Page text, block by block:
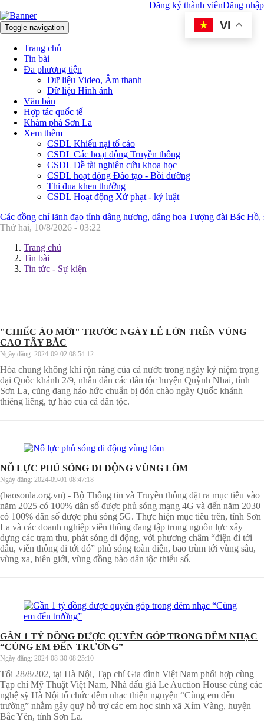
Đăng nhập
| Đăng ký thành viên
Toggle navigation
Trang chủ
Tin bài
Đa phương tiện
Dữ liệu Video, Âm thanh
Dữ liệu Hình ảnh
Văn bản
Hợp tác quốc tế
Khám phá Sơn La
Xem thêm
CSDL Khiếu nại tố cáo
CSDL Các hoạt động Truyền thông
CSDL Đề tài nghiên cứu khoa học
CSDL hoạt động Đào tạo - Bồi dưỡng
Thi đua khen thưởng
CSDL Hoạt động Xử phạt - kỷ luật
VI
Các đồng chí lãnh đạo tỉnh dâng hương, dâng hoa Tượng đài Bác
Thứ hai, 10/8/2026 - 03:22
Trang chủ
Tin bài
Tin tức - Sự kiện
"CHIẾC ÁO MỚI" TRƯỚC NGÀY LỄ LỚN TRÊN VÙNG
CAO TÂY BẮC
Ngày đăng: 2024-09-02 08:54:12
Hòa chung không khí rộn ràng của cả nước trong ngày kỷ niệm trọng
đại Quốc khánh 2/9, nhân dân các dân tộc huyện Quỳnh Nhai, tỉnh
Sơn La, cũng đang háo hức chuẩn bị đón chào ngày Quốc khánh
thiêng liêng, tự hào của cả dân tộc.
NỖ LỰC PHỦ SÓNG DI ĐỘNG VÙNG LÕM
Ngày đăng: 2024-09-01 08:47:18
(baosonla.org.vn) - Bộ Thông tin và Truyền thông đặt ra mục tiêu vào
năm 2025 có 100% dân số được phủ sóng mạng 4G và đến năm 2030
có 100% dân số được phủ sóng 5G. Thực hiện mục tiêu trên, tỉnh Sơn
La và các doanh nghiệp viễn thông đang tập trung nguồn lực xây
dựng các trạm thu, phát sóng di động, với phương châm “điện đi tới
đâu, viễn thông đi tới đó” phủ sóng toàn diện, bao trùm tới vùng sâu,
vùng xa, biên giới, vùng đồng bào dân tộc thiểu số.
GẦN 1 TỶ ĐỒNG ĐƯỢC QUYÊN GÓP TRONG ĐÊM NHẠC
“CÙNG EM ĐẾN TRƯỜNG”
Ngày đăng: 2024-08-30 08:25:10
Tối 28/8/202, tại Hà Nội, Tạp chí Gia đình Việt Nam phối hợp cùng
Tạp chí Mỹ Thuật Việt Nam, Nhà đấu giá Le Auction House cùng các
nghệ sỹ Hà Nội tổ chức đêm nhạc thiện nguyện “Cùng em đến
trường” nhằm gây quỹ hỗ trợ các em học sinh xã Xím Vàng, huyện
Bắc Yên, tỉnh Sơn La.